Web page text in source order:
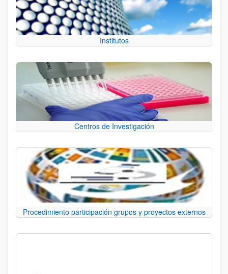
Institutos
Centros de Investigación
Procedimiento participación grupos y proyectos externos